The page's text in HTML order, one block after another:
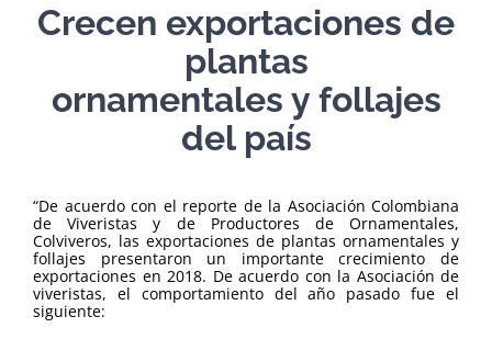
Crecen exportaciones de
plantas
ornamentales y follajes
del país
“De acuerdo con el reporte de la Asociación Colombiana
de Viveristas y de Productores de Ornamentales,
Colviveros, las exportaciones de plantas ornamentales y
follajes presentaron un importante crecimiento de
exportaciones en 2018. De acuerdo con la Asociación de
viveristas, el comportamiento del año pasado fue el
siguiente: